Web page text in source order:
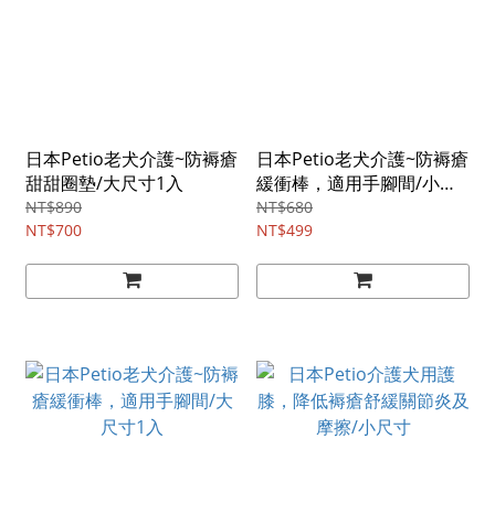
日本Petio老犬介護~防褥瘡
甜甜圈墊/大尺寸1入
NT$890
NT$700
日本Petio老犬介護~防褥瘡
緩衝棒，適用手腳間/小尺
寸2入
NT$680
NT$499